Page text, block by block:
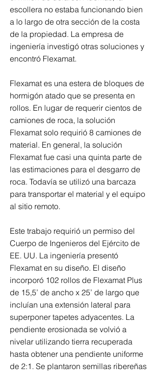
escollera no estaba funcionando bien
a lo largo de otra sección de la costa
de la propiedad. La empresa de
ingeniería investigó otras soluciones y
encontró Flexamat.
Flexamat es una estera de bloques de
hormigón atado que se presenta en
rollos. En lugar de requerir cientos de
camiones de roca, la solución
Flexamat solo requirió 8 camiones de
material. En general, la solución
Flexamat fue casi una quinta parte de
las estimaciones para el desgarro de
roca. Todavía se utilizó una barcaza
para transportar el material y el equipo
al sitio remoto.
Este trabajo requirió un permiso del
Cuerpo de Ingenieros del Ejército de
EE. UU. La ingeniería presentó
Flexamat en su diseño. El diseño
incorporó 102 rollos de Flexamat Plus
de 15,5’ de ancho x 25’ de largo que
incluían una extensión lateral para
superponer tapetes adyacentes. La
pendiente erosionada se volvió a
nivelar utilizando tierra recuperada
hasta obtener una pendiente uniforme
de 2:1. Se plantaron semillas ribereñas